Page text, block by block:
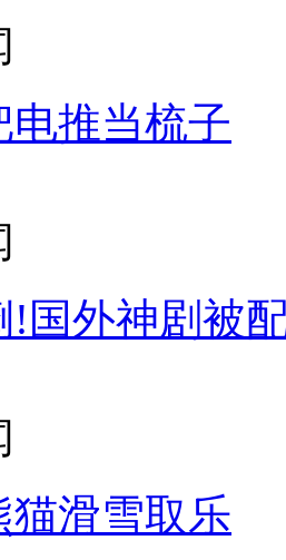
电推当梳子
!国外神剧被
猫滑雪取乐